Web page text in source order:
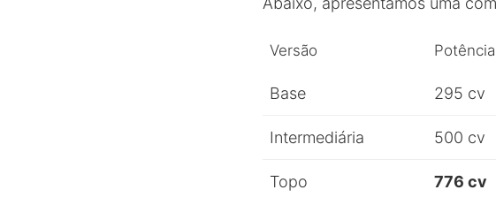
Versão Potência
Base 295 cv
Intermediária 500 cv
Topo 776 cv